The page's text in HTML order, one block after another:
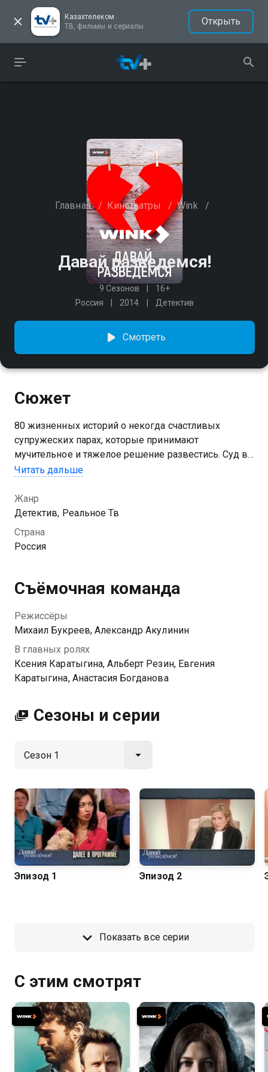
Казахтелеком
ТВ, фильмы и сериалы
Открыть
Главная / Кинотеатры / Wink /
Давай разведемся!
9 Сезонов
16+
Россия
2014 Детектив
Смотреть
Сюжет
80 жизненных историй о некогда счастливых
супружеских парах, которые принимают
мучительное и тяжелое решение развестись. Суд в
режиме реального времени разбирает семейные
чьей она стороне.
Читать дальше
Жанр
Детектив, Реальное Тв
Страна
Россия
Съёмочная команда
Режиссёры
Михаил Букреев, Александр Акулинин
В главных ролях
Ксения Каратыгина, Альберт Резин, Евгения
Каратыгина, Анастасия Богданова
Сезоны и серии
Эпизод 1 Эпизод 2
Показать все серии
С этим смотрят